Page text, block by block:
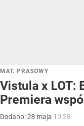
MAT. PRASOWY
Vistula x LOT:
Premiera
Dodano:28 maja 10:28